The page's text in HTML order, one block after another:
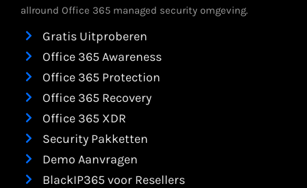
allround Office 365 managed security omgeving.
Gratis Uitproberen
Office 365 Awareness
Office 365 Protection
Office 365 Recovery
Office 365 XDR
Security Pakketten
Demo Aanvragen
BlackIP365 voor Resellers